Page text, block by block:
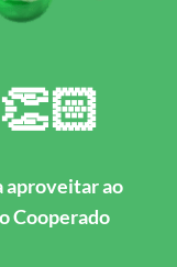
aproveitar ao
Cooperado